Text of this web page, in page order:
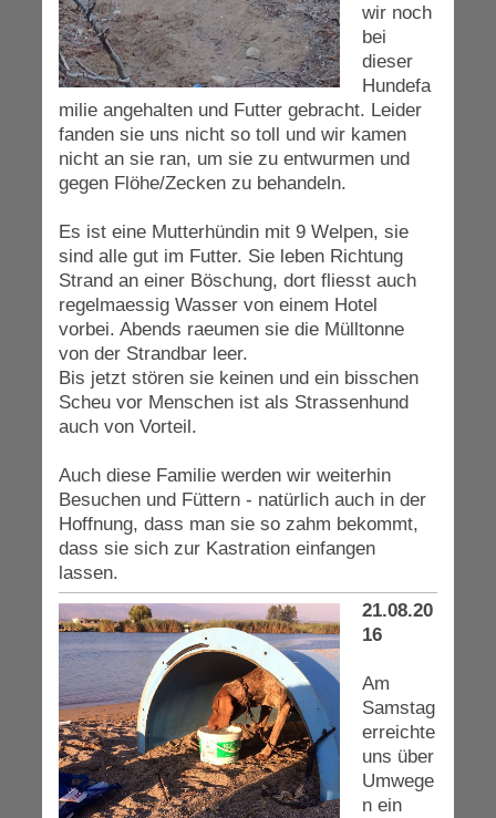
wir noch
bei
dieser
Hundefa
milie angehalten und Futter gebracht. Leider
fanden sie uns nicht so toll und wir kamen
nicht an sie ran, um sie zu entwurmen und
gegen Flöhe/Zecken zu behandeln.
Es ist eine Mutterhündin mit 9 Welpen, sie
sind alle gut im Futter. Sie leben Richtung
Strand an einer Böschung, dort fliesst auch
regelmaessig Wasser von einem Hotel
vorbei. Abends raeumen sie die Mülltonne
von der Strandbar leer.
Bis jetzt stören sie keinen und ein bisschen
Scheu vor Menschen ist als Strassenhund
auch von Vorteil.
Auch diese Familie werden wir weiterhin
Besuchen und Füttern - natürlich auch in der
Hoffnung, dass man sie so zahm bekommt,
dass sie sich zur Kastration einfangen
lassen.
21.08.20
16
Am
Samstag
erreichte
uns über
Umwege
n ein